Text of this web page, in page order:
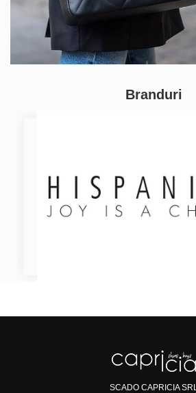
Branduri
SCADO CAPRICIA SRL